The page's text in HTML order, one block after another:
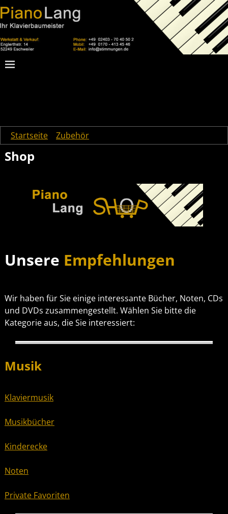
Startseite Zubehör
Shop
Unsere Empfehlungen
Wir haben für Sie einige interessante Bücher, Noten, CDs
und DVDs zusammengestellt. Wählen Sie bitte die
Kategorie aus, die Sie interessiert:
Musik
Klaviermusik
Musikbücher
Kinderecke
Noten
Private Favoriten